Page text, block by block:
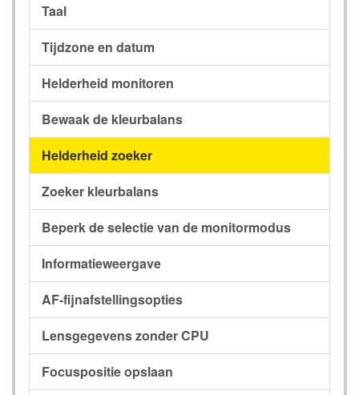
Taal
Tijdzone en datum
Helderheid monitoren
Bewaak de kleurbalans
Helderheid zoeker
Zoeker kleurbalans
Beperk de selectie van de monitormodus
Informatieweergave
AF-fijnafstellingsopties
Lensgegevens zonder CPU
Focuspositie opslaan